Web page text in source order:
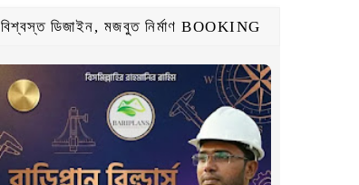
বিশ্বস্ত ডিজাইন, মজবুত নির্মাণ BOOKING